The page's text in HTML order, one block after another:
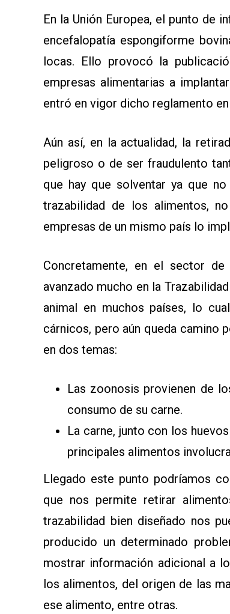
En la Unión Europea, el punto de
encefalopatía espongiforme
locas. Ello provocó la
empresas alimentarias a
entró en vigor dicho reglamento
Aún así, en la actualidad, la
peligroso o de ser fraudulento
que hay que solventar ya que
trazabilidad de los alimentos,
empresas de un mismo país lo
Concretamente, en el sector
avanzado mucho en la
animal en muchos países, lo
cárnicos, pero aún queda camino
en dos temas:
Las zoonosis provienen de
consumo de su carne.
La carne, junto con los
principales alimentos
Llegado este punto podríamos
que nos permite retirar
trazabilidad bien diseñado nos
producido un determinado
mostrar información adicional a
los alimentos, del origen de las
ese alimento, entre otras.